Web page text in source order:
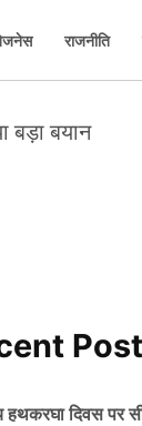
राजनीति
बड़ा बयान
हथकरघा दिवस पर